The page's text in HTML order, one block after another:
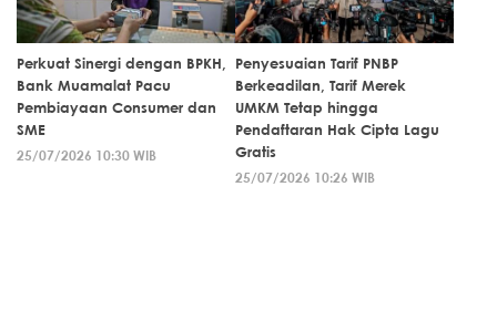
Perkuat Sinergi dengan BPKH,
Bank Muamalat Pacu
Pembiayaan Consumer dan
SME
25/07/2026 10:30 WIB
Penyesuaian Tarif PNBP
Berkeadilan, Tarif Merek
UMKM Tetap hingga
Pendaftaran Hak Cipta Lagu
Gratis
25/07/2026 10:26 WIB